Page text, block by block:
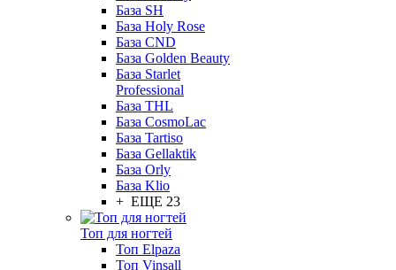
База SH
База Holy Rose
База CND
База Golden Beauty
База Starlet
Professional
База THL
База CosmoLac
База Tartiso
База Gellaktik
База Orly
База Klio
+ ЕЩЕ 23
Топ для ногтей
Топ Elpaza
Топ Vinsall